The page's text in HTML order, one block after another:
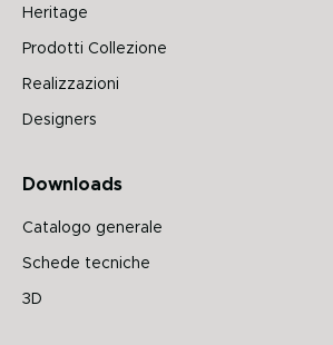
Heritage
Prodotti Collezione
Realizzazioni
Designers
Downloads
Catalogo generale
Schede tecniche
3D